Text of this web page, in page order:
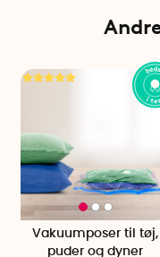
Vakuumposer til tøj,
puder og dyner